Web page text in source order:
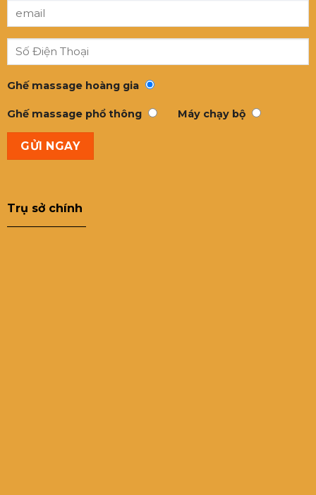
Ghế massage hoàng gia
Ghế massage phổ thông Máy chạy bộ
Trụ sở chính
———————